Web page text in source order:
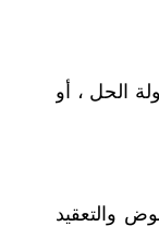
الحل ، أو
والتعقيد